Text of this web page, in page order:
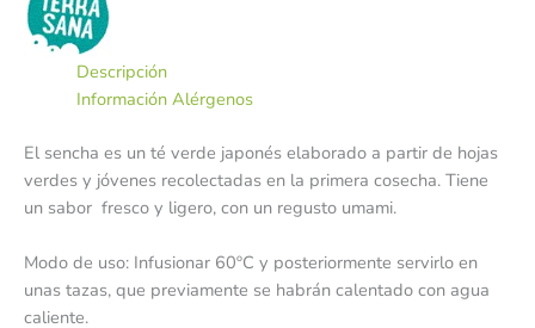
Descripción
Información Alérgenos
El sencha es un té verde japonés elaborado a partir de hojas
verdes y jóvenes recolectadas en la primera cosecha. Tiene
un sabor fresco y ligero, con un regusto umami.
Modo de uso: Infusionar 60ºC y posteriormente servirlo en
unas tazas, que previamente se habrán calentado con agua
caliente.